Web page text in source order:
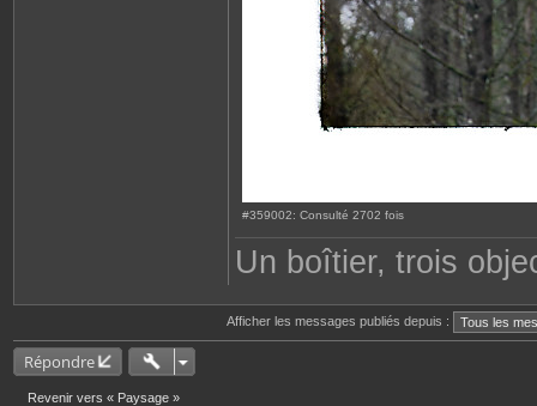
#359002: Consulté 2702 fois
Un boîtier, trois
Afficher les messages publiés depuis :
Répondre
Revenir vers « Paysage »